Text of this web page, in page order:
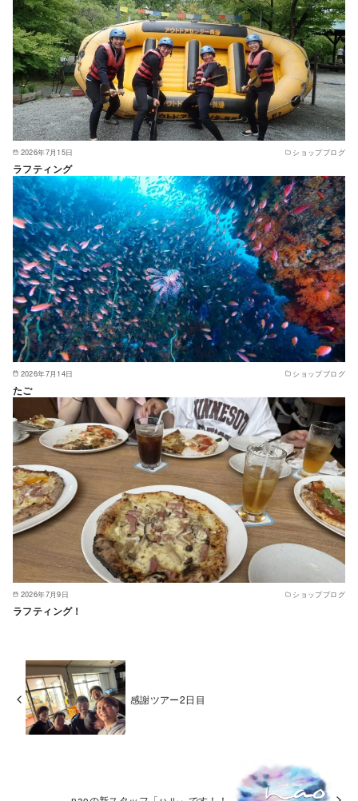
2026年7月15日 ショップブログ
ラフティング
2026年7月14日 ショップブログ
たご
2026年7月9日 ショップブログ
ラフティング！
感謝ツアー2日目